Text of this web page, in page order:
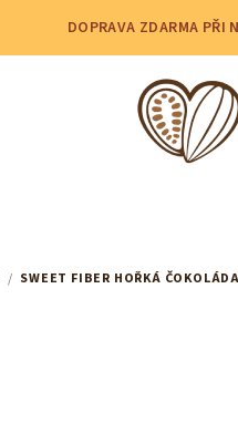
DOPRAVA ZDARMA PŘI
/ SWEET FIBER HOŘKÁ